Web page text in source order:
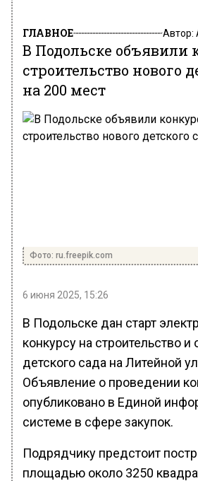
ГЛАВНОЕ Автор:
В Подольске объявили
строительство нового
на 200 мест
Фото: ru.freepik.com
6 июня 2025, 15:26
В Подольске дан старт
конкурсу на строительство и
детского сада на Литейной
Объявление о проведении
опубликовано в Единой
системе в сфере закупок.
Подрядчику предстоит
площадью около 3250